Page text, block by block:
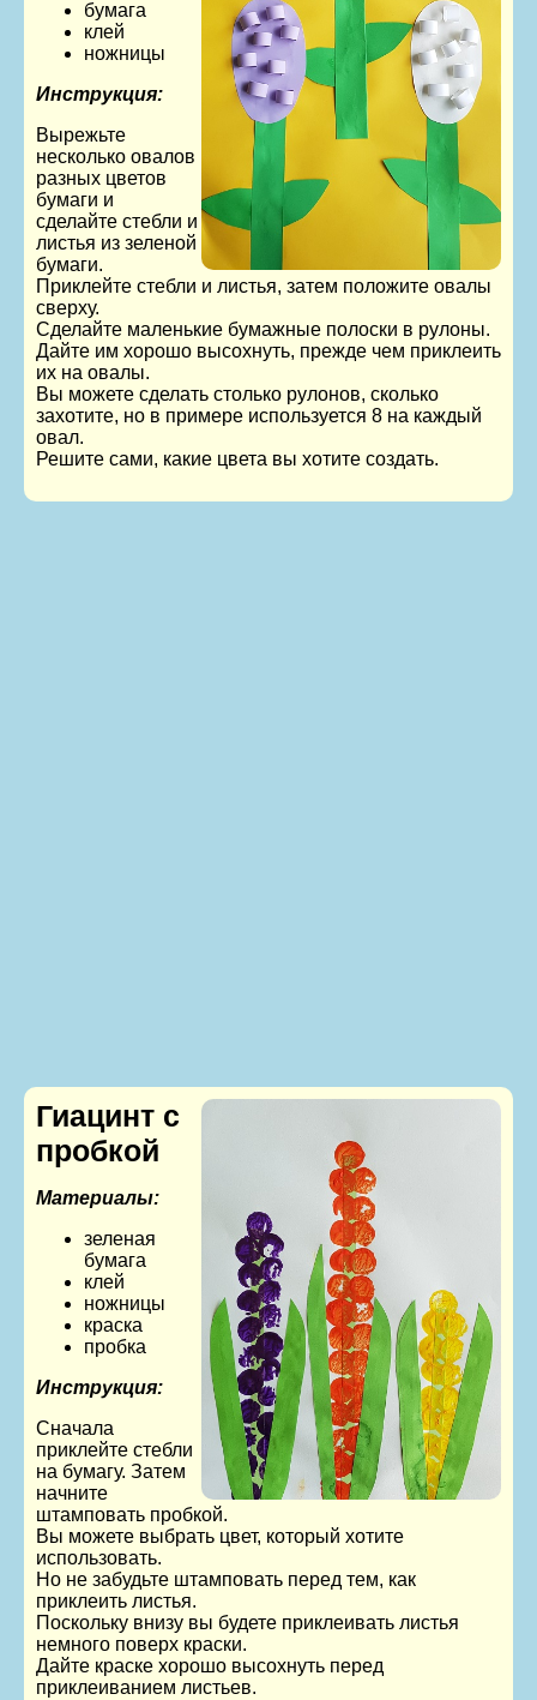
бумага
клей
ножницы
Инструкция:
Вырежьте
несколько овалов
разных цветов
бумаги и
сделайте стебли и
листья из зеленой
бумаги.
Приклейте стебли и листья, затем положите овалы
сверху.
Сделайте маленькие бумажные полоски в рулоны.
Дайте им хорошо высохнуть, прежде чем приклеить
их на овалы.
Вы можете сделать столько рулонов, сколько
захотите, но в примере используется 8 на каждый
овал.
Решите сами, какие цвета вы хотите создать.
Гиацинт с
пробкой
Материалы:
зеленая
бумага
клей
ножницы
краска
пробка
Инструкция:
Сначала
приклейте стебли
на бумагу. Затем
начните
штамповать пробкой.
Вы можете выбрать цвет, который хотите
использовать.
Но не забудьте штамповать перед тем, как
приклеить листья.
Поскольку внизу вы будете приклеивать листья
немного поверх краски.
Дайте краске хорошо высохнуть перед
приклеиванием листьев.